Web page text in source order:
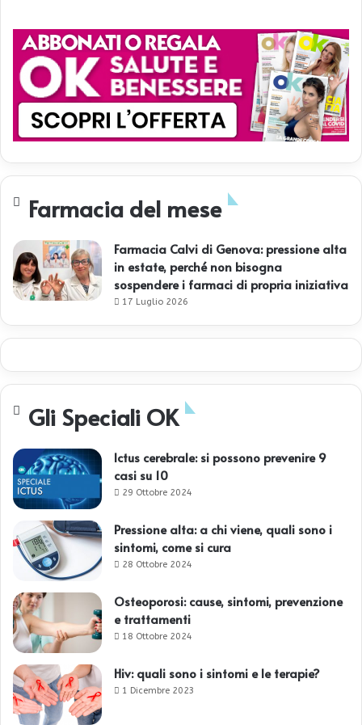
Farmacia del mese
Farmacia Calvi di Genova: pressione alta
in estate, perché non bisogna
sospendere i farmaci di propria iniziativa
17 Luglio 2026
Gli Speciali OK
Ictus cerebrale: si possono prevenire 9
casi su 10
29 Ottobre 2024
Pressione alta: a chi viene, quali sono i
sintomi, come si cura
28 Ottobre 2024
Osteoporosi: cause, sintomi, prevenzione
e trattamenti
18 Ottobre 2024
Hiv: quali sono i sintomi e le terapie?
1 Dicembre 2023